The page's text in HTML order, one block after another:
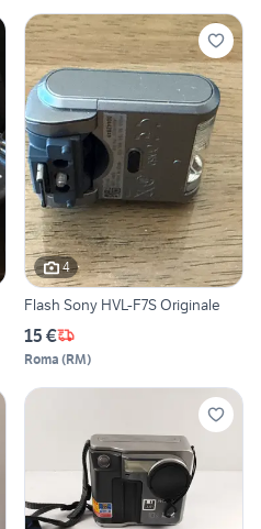
4
Flash Sony HVL-F7S Originale
15 €
Roma (RM)